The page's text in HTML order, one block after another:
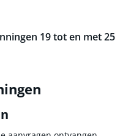
19 tot en met 25